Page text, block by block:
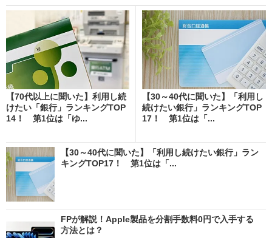
【70代以上に聞いた】利用し続
けたい「銀行」ランキングTOP
14！ 第1位は「ゆ...
【30～40代に聞いた】「利用し
続けたい銀行」ランキングTOP
17！ 第1位は「...
【30～40代に聞いた】「利用し続けたい銀行」ラン
キングTOP17！ 第1位は「...
FPが解説！Apple製品を分割手数料0円で入手する
方法とは？